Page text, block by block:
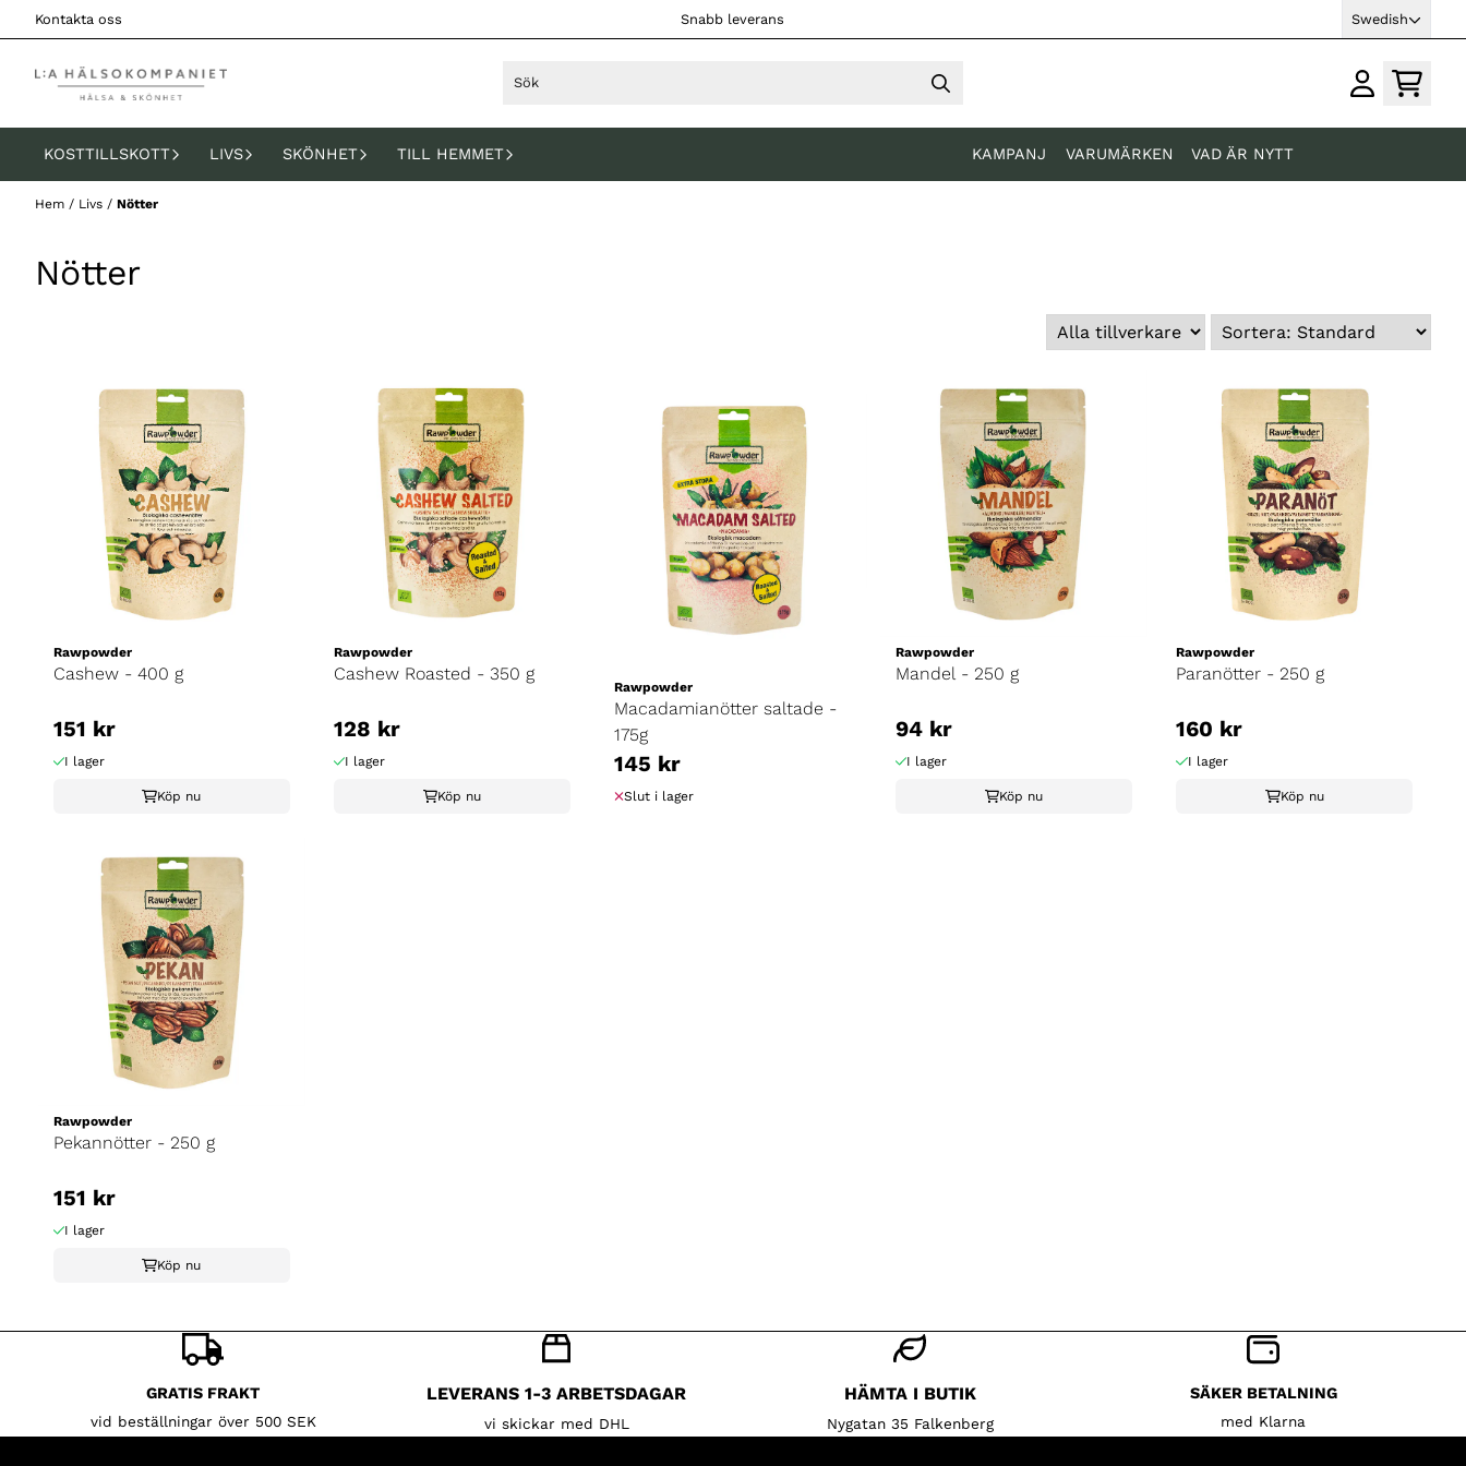
Hoppa till innehåll
Kontakta oss Snabb leverans Swedish
KOSTTILLSKOTT LIVS SKÖNHET TILL HEMMET KAMPANJ VARUMÄRKEN VAD ÄR NYTT
Hem / Livs / Nötter
Nötter
Rawpowder
Cashew - 400 g
151 kr
I lager
Köp nu
Rawpowder
Cashew Roasted - 350 g
128 kr
I lager
Köp nu
Rawpowder
Macadamianötter saltade -
175g
145 kr
Slut i lager
Rawpowder
Mandel - 250 g
94 kr
I lager
Köp nu
Rawpowder
Paranötter - 250 g
160 kr
I lager
Köp nu
Rawpowder
Pekannötter - 250 g
151 kr
I lager
Köp nu
GRATIS FRAKT
vid beställningar över 500 SEK
LEVERANS 1-3 ARBETSDAGAR
vi skickar med DHL
HÄMTA I BUTIK
Nygatan 35 Falkenberg
SÄKER BETALNING
med Klarna